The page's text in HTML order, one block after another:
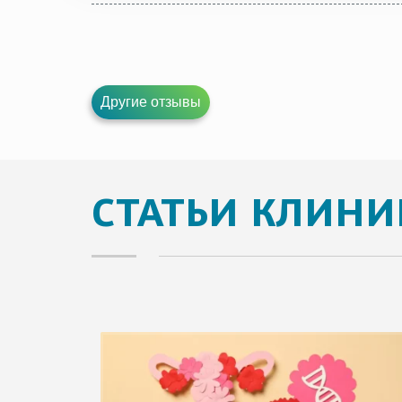
Другие отзывы
СТАТЬИ